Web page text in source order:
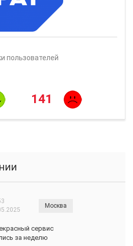
пользователей
141
Москва
сервис
за неделю